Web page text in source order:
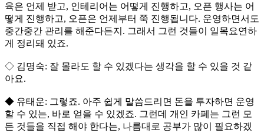
육은 언제 받고, 인테리어는 어떻게 진행하고, 오픈 행사는 어
떻게 진행하고, 오픈은 언제부터 쭉 진행됩니다. 운영하면서도
중간중간 관리를 해준다든지. 그래서 그런 것들이 일목요연하
게 정리돼 있죠.
◇ 김명숙: 잘 몰라도 할 수 있겠다는 생각을 할 수 있을 것 같
아요.
◆ 유태운: 그렇죠. 아주 쉽게 말씀드리면 돈을 투자하면 운영
할 수 있는, 바로 얻을 수 있겠죠. 그런데 개인 카페는 그런 모
든 것들을 직접 해야 한다는, 나름대로 공부가 많이 필요하겠